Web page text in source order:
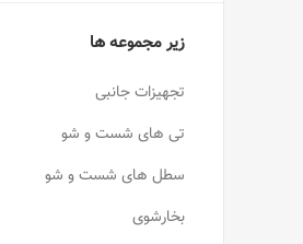
زیر مجموعه ها
تجهیزات جانبی
تی های شست و شو
سطل های شست و شو
بخارشوی